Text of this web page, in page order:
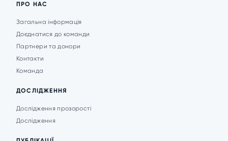
ПРО НАС
Загальна інформація
Доєднатися до команди
Партнери та донори
Контакти
Команда
ДОСЛІДЖЕННЯ
Дослідження прозорості
Дослідження